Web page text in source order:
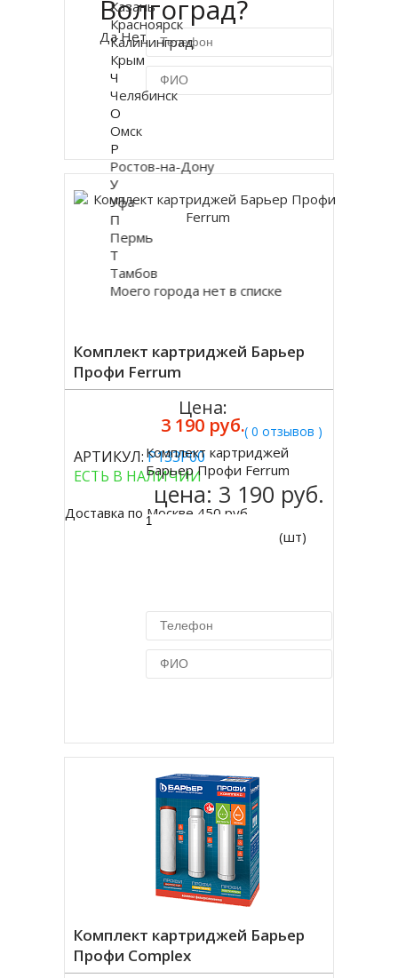
Комплект картриджей Барьер
Профи Ferrum
( 0 отзывов )
АРТИКУЛ:Р133Р00
ЕСТЬ В НАЛИЧИИ
Доставка по Москве 450 руб.
Цена:
3 190 руб.
Купить
Комплект картриджей
Барьер Профи Ferrum
цена: 3 190 руб.
(шт)
Комплект картриджей Барьер
Профи Complex
Волгоград?
Да Нет
Казань
Красноярск
Калининград
Крым
Ч
Челябинск
О
Омск
Р
Ростов-на-Дону
У
Уфа
П
Пермь
Т
Тамбов
Моего города нет в списке